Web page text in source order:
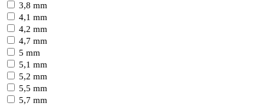
3,8 mm
4,1 mm
4,2 mm
4,7 mm
5 mm
5,1 mm
5,2 mm
5,5 mm
5,7 mm